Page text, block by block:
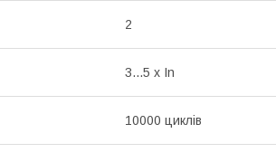
2
3...5 x In
10000 циклів